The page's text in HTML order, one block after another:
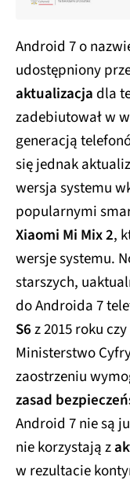
Android 7 o
udostępniony
aktualizacja dla
zadebiutował w
generacją
się jednak
wersja systemu
popularnymi
Xiaomi Mi Mix 2,
wersje systemu.
starszych,
do Androida 7
S6 z 2015 roku
Ministerstwo
zaostrzeniu
zasad
Android 7 nie są
nie korzystają z
w rezultacie